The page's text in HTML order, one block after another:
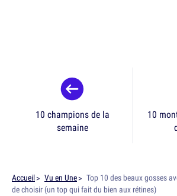
10 champions de la
semaine
10
Accueil Vu en Une
Top 10 des beaux gosses
de choisir (un top qui fait du bien aux rétines)